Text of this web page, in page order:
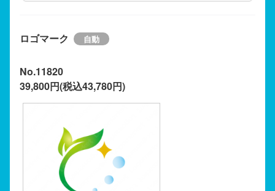
ロゴマーク
No.11820
39,800円(税込43,780円)